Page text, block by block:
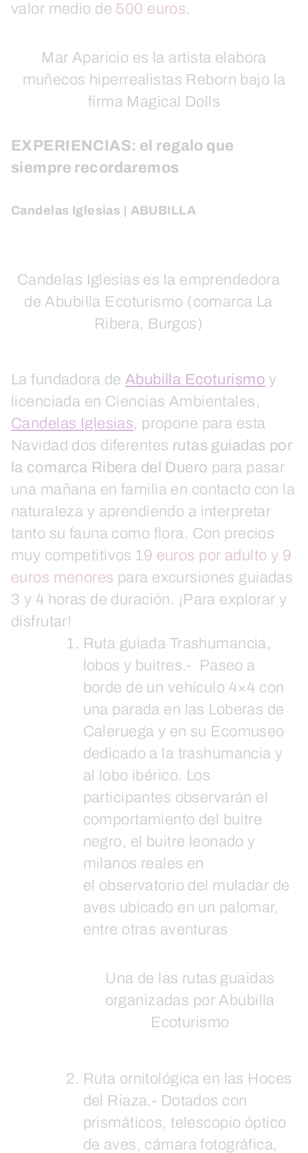
valor medio de 500 euros.
Mar Aparicio es la artista elabora
muñecos hiperrealistas Reborn bajo la
firma Magical Dolls
EXPERIENCIAS: el regalo que
siempre recordaremos
Candelas Iglesias | ABUBILLA
Candelas Iglesias es la emprendedora
de Abubilla Ecoturismo (comarca La
Ribera, Burgos)
La fundadora de Abubilla Ecoturismo y
licenciada en Ciencias Ambientales,
Candelas Iglesias, propone para esta
Navidad dos diferentes rutas guiadas por
la comarca Ribera del Duero para pasar
una mañana en familia en contacto con la
naturaleza y aprendiendo a interpretar
tanto su fauna como flora. Con precios
muy competitivos 19 euros por adulto y 9
euros menores para excursiones guiadas
3 y 4 horas de duración. ¡Para explorar y
disfrutar!
Ruta guiada Trashumancia,
lobos y buitres.- Paseo a
borde de un vehículo 4×4 con
una parada en las Loberas de
Caleruega y en su Ecomuseo
dedicado a la trashumancia y
al lobo ibérico. Los
participantes observarán el
comportamiento del buitre
negro, el buitre leonado y
milanos reales en
el observatorio del muladar de
aves ubicado en un palomar,
entre otras aventuras
Una de las rutas guaidas
organizadas por Abubilla
Ecoturismo
Ruta ornitológica en las Hoces
del Riaza.- Dotados con
prismáticos, telescopio óptico
de aves, cámara fotográfica,